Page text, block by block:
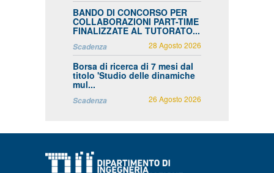
BANDO DI CONCORSO PER
COLLABORAZIONI PART-TIME
FINALIZZATE AL TUTORATO...
Scadenza 28 Agosto 2026
Borsa di ricerca di 7 mesi dal
titolo 'Studio delle dinamiche
mul...
Scadenza 26 Agosto 2026